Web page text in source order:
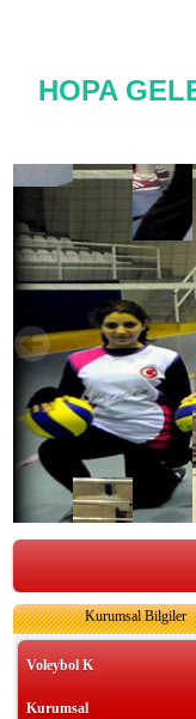
Kurumsal Bilgiler
Voleybol K
Kurumsal